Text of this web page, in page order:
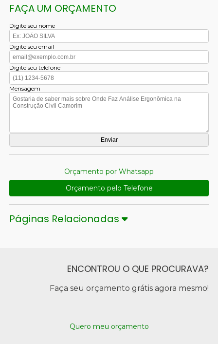
FAÇA UM ORÇAMENTO
Digite seu nome
Digite seu email
Digite seu telefone
Mensagem
Orçamento por Whatsapp
Orçamento pelo Telefone
Páginas Relacionadas
ENCONTROU O QUE PROCURAVA?
Faça seu orçamento grátis agora mesmo!
Quero meu orçamento